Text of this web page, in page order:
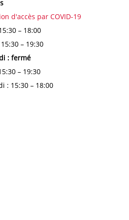
d'accès par COVID-19
– 18:00
– 19:30
: fermé
– 19:30
: 15:30 – 18:00